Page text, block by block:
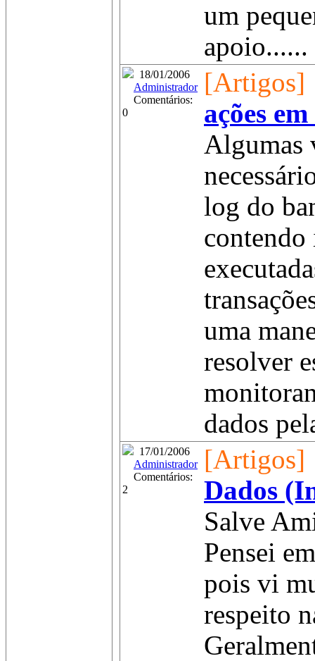
um
apoio......
18/01/2006
Administrador
Comentários:
0
[Artigos]
ações
Algumas
log do
contendo
uma
resolver
dados
17/01/2006
Administrador
Comentários:
2
[Artigos]
Dados
Salve
Pensei
pois vi
respeito